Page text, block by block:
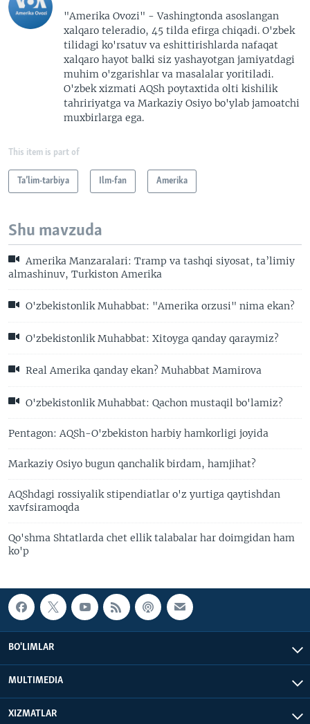
"Amerika Ovozi" - Vashingtonda asoslangan
xalqaro teleradio, 45 tilda efirga chiqadi. O'zbek
tilidagi ko'rsatuv va eshittirishlarda nafaqat
xalqaro hayot balki siz yashayotgan jamiyatdagi
muhim o'zgarishlar va masalalar yoritiladi.
O'zbek xizmati AQSh poytaxtida olti kishilik
tahririyatga va Markaziy Osiyo bo'ylab jamoatchi
muxbirlarga ega.
This item is part of
Ta’lim-tarbiya Ilm-fan Amerika
Shu mavzuda
Amerika Manzaralari: Tramp va tashqi siyosat, ta’limiy
almashinuv, Turkiston Amerika
O'zbekistonlik Muhabbat: "Amerika orzusi" nima ekan?
O'zbekistonlik Muhabbat: Xitoyga qanday qaraymiz?
Real Amerika qanday ekan? Muhabbat Mamirova
O'zbekistonlik Muhabbat: Qachon mustaqil bo'lamiz?
Pentagon: AQSh-O'zbekiston harbiy hamkorligi joyida
Markaziy Osiyo bugun qanchalik birdam, hamjihat?
AQShdagi rossiyalik stipendiatlar o'z yurtiga qaytishdan
xavfsiramoqda
Qo'shma Shtatlarda chet ellik talabalar har doimgidan ham
ko'p
BO'LIMLAR
MULTIMEDIA
XIZMATLAR